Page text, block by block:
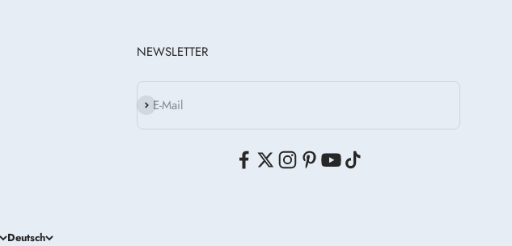
NEWSLETTER
E-Mail
Abonnieren
Deutsch